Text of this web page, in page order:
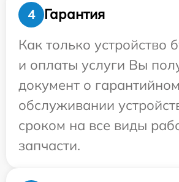
4
Гарантия
Как только устройство
и оплаты услуги Вы
документ о гарантийном
обслуживании
сроком на все виды
запчасти.